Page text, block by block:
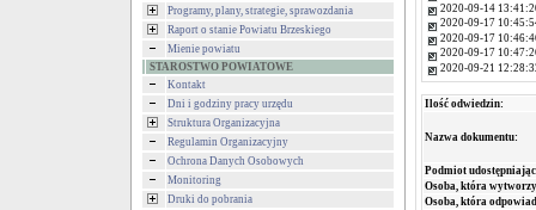
Programy, plany, strategie, sprawozdania
Raport o stanie Powiatu Brzeskiego
Mienie powiatu
STAROSTWO POWIATOWE
Kontakt
Dni i godziny pracy urzędu
Struktura Organizacyjna
Regulamin Organizacyjny
Ochrona Danych Osobowych
Monitoring
Druki do pobrania
2020-09-14
2020-09-17
2020-09-17
2020-09-17
2020-09-21
Ilość odwiedzin:
Nazwa dokumentu:
Podmiot
Osoba, która
Osoba, która